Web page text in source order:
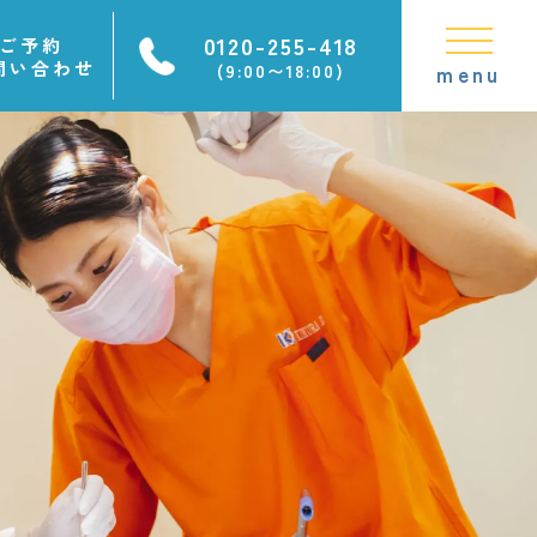
ご予約
い合わせ
0120-255-418
(9:00〜18:00) menu